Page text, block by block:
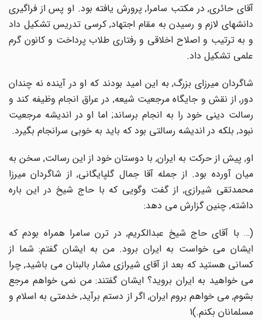
آقای حائری, در مکتب سامرا, پرورش یافته بود. او پس از فراگیری
دانشهای لازم و رسیدن به مقام اجتهاد, کرسی تدریس تشکیل داد
و به ترتیب و اصلاح اخلاقی و رفتاری طلاب پرداخت و کانون گرم
علمی تشکیل داد.
شاگردان میرزای بزرگ, به این امید بودند که او در آینده نه چندان
دور, از نقش و جایگاه مرجعیت شیعه, در عراق انجام وظیفه کند و
رسالت دینی خود را به انجام برساند; اما او در اندیشه مرجعیت
نبود, بلکه در اندیشه رسالتی بود که باید به خوبی سرانجام بگیرد.
او, پیش از حرکت به ایران, با دوستان خود از این رسالت, سخن به
میان آورده بود. از جمله آقا جمال گلپایگانی, از شاگردان میرزا
محمدتقی شیرازی, از گفت وگویی که با حاج شیخ در این باره
داشته, چنین گزارش می دهد:
(… با آقای حاج شیخ عبدالکریم, در ترن سامرا همراه بودم که
ایشان می خواست به ایران برود. من به ایشان گفتم: شما از
کسانی هستید که بعد از آقای شیرازی مشار بالبنان می باشید, چرا
می خواهید به ایران بروید؟ ایشان گفتند: من نمی خواهم مرجع
بشوم, می خواهم بروم ایران, اگر از دستم برآید, خدمتی به اسلام و
مسلمانان بکنم.)1